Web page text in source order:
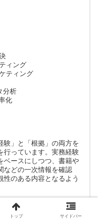
ィング
ティング
分析
化
験」と「根拠」の両方を
行っています。実務経験
ベースにしつつ、書籍や
などの一次情報を確認
性のある内容となるよう
仕事や日常生活で活用で
専門的な内容もできるだ
トップ サイドバー